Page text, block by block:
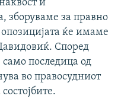
и
зборуваме за правно
ќе имаме
Според
само последица од
во правосудниот